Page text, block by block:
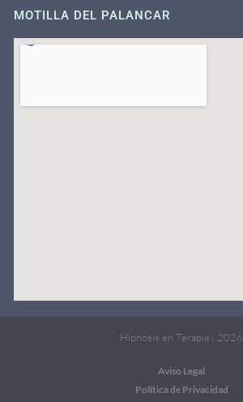
MOTILLA DEL PALANCAR
Hipnosis en Terapia | 2026
Aviso Legal
Política de Privacidad